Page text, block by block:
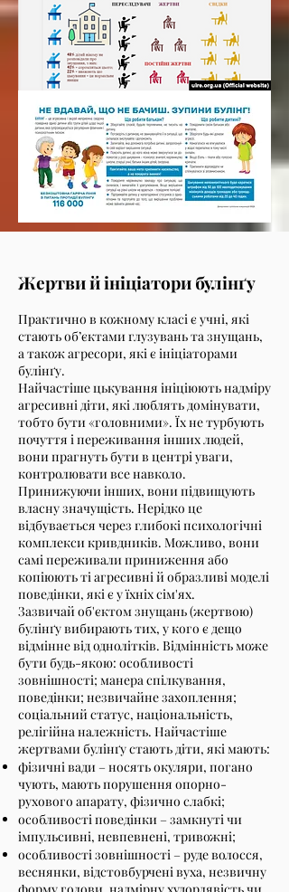
Жертви й ініціатори булінґу
Практично в кожному класі є учні, які
стають об’єктами глузувань та знущань,
а також агресори, які є ініціаторами
булінґу.
Найчастіше цькування ініціюють надміру
агресивні діти, які люблять домінувати,
тобто бути «головними». Їх не турбують
почуття і переживання інших людей,
вони прагнуть бути в центрі уваги,
контролювати все навколо.
Принижуючи інших, вони підвищують
власну значущість. Нерідко це
відбувається через глибокі психологічні
комплекси кривдників. Можливо, вони
самі переживали приниження або
копіюють ті агресивні й образливі моделі
поведінки, які є у їхніх сім'ях.
Зазвичай об'єктом знущань (жертвою)
булінґу вибирають тих, у кого є дещо
відмінне від однолітків. Відмінність може
бути будь-якою: особливості
зовнішності; манера спілкування,
поведінки; незвичайне захоплення;
соціальний статус, національність,
релігійна належність. Найчастіше
жертвами булінґу стають діти, які мають:
фізичні вади – носять окуляри, погано
чують, мають порушення опорно-
рухового апарату, фізично слабкі;
особливості поведінки – замкнуті чи
імпульсивні, невпевнені, тривожні;
особливості зовнішності – руде волосся,
веснянки, відстовбурчені вуха, незвичну